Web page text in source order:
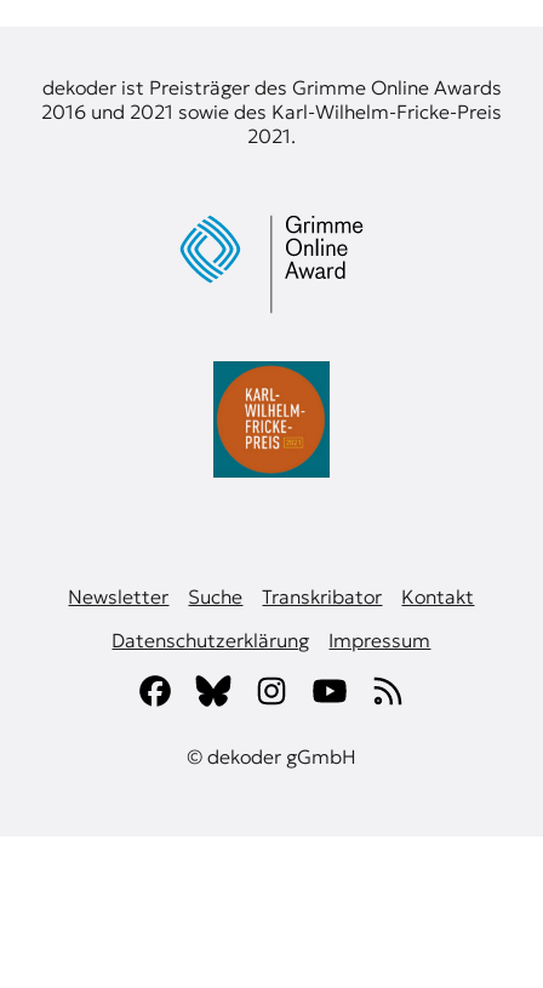
dekoder ist Preisträger des Grimme Online Awards
2016 und 2021 sowie des Karl-Wilhelm-Fricke-Preis
2021.
Newsletter Suche Transkribator
Kontakt
Datenschutzerklärung
Impressum
© dekoder gGmbH